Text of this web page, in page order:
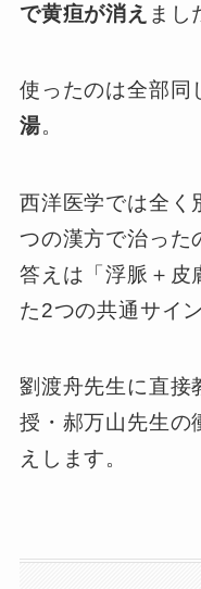
で黄疸が消え まし
使ったのは全部
湯。
西洋医学では全く
つの漢方で治った
答えは「浮脈＋皮
た2つの共通サイ
劉渡舟先生に直接
授・郝万山先生の
えします。